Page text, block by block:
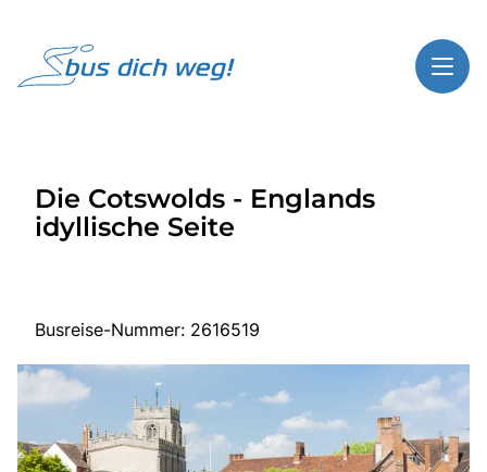
Highlights
Service
Start
Bus mieten
Die Cotswolds - Englands
idyllische Seite
Busreise-Nummer: 2616519